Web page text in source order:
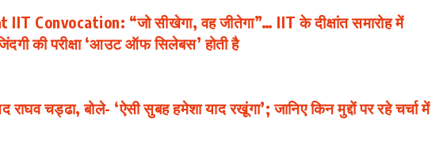
Convocation: “जो सीखेगा, वह जीतेगा”… IIT के दीक्षांत समारोह में
की परीक्षा ‘आउट ऑफ सिलेबस’ होती है
राघव चड्ढा, बोले- ‘ऐसी सुबह हमेशा याद रखूंगा’; जानिए किन मुद्दों पर रहे चर्चा में